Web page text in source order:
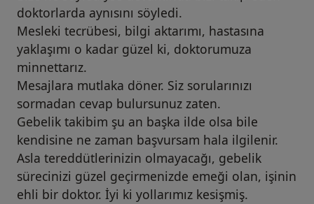
doktorlarda aynısını söyledi.
Mesleki tecrübesi, bilgi aktarımı, hastasına
yaklaşımı o kadar güzel ki, doktorumuza
minnettarız.
Mesajlara mutlaka döner. Siz sorularınızı
sormadan cevap bulursunuz zaten.
Gebelik takibim şu an başka ilde olsa bile
kendisine ne zaman başvursam hala ilgilenir.
Asla tereddütlerinizin olmayacağı, gebelik
sürecinizi güzel geçirmenizde emeği olan, işinin
ehli bir doktor. İyi ki yollarımız kesişmiş.